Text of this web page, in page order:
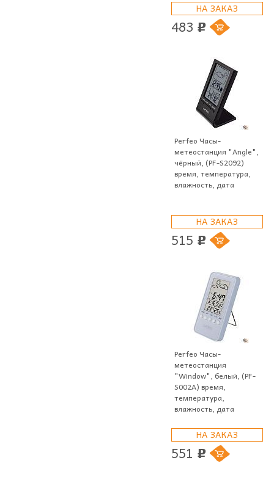
НА ЗАКАЗ
483 p
Perfeo Часы-
метеостанция "Angle",
чёрный, (PF-S2092)
время, температура,
влажность, дата
НА ЗАКАЗ
515 p
Perfeo Часы-
метеостанция
"Window", белый, (PF-
S002A) время,
температура,
влажность, дата
НА ЗАКАЗ
551 p